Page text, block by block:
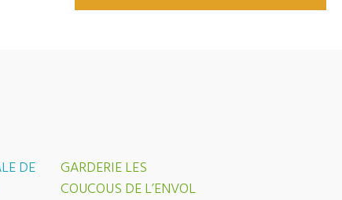
DE
GARDERIE LES
COUCOUS DE L’ENVOL